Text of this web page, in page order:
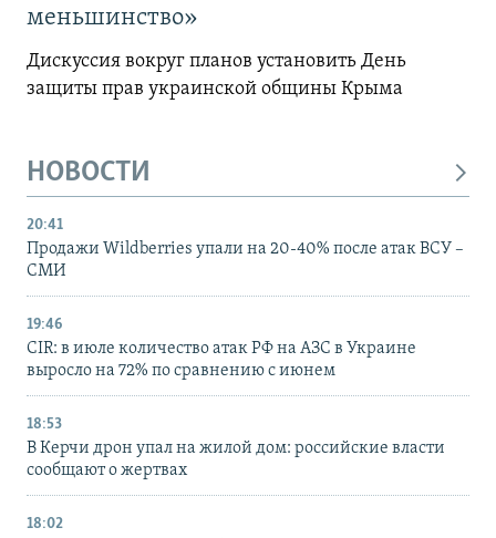
меньшинство»
Дискуссия вокруг планов установить День
защиты прав украинской общины Крыма
НОВОСТИ
20:41
Продажи Wildberries упали на 20-40% после атак ВСУ –
СМИ
19:46
CIR: в июле количество атак РФ на АЗС в Украине
выросло на 72% по сравнению с июнем
18:53
В Керчи дрон упал на жилой дом: российские власти
сообщают о жертвах
18:02